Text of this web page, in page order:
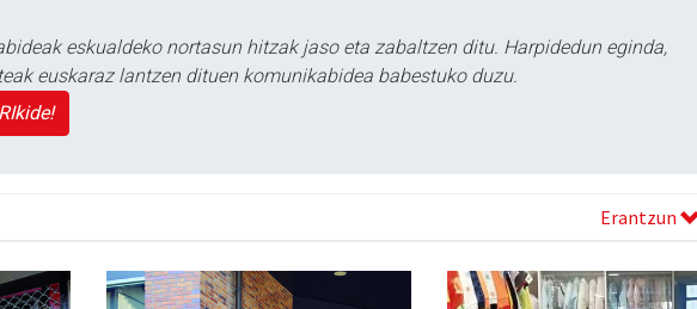
eskualdeko nortasun hitzak jaso eta zabaltzen ditu. Harpidedun eginda,
euskaraz lantzen dituen komunikabidea babestuko duzu.
Erantzun